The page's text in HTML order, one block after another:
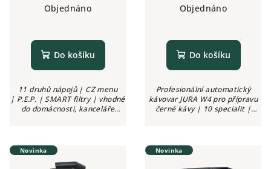
Objednáno
Do košíku
11 druhů nápojů | CZ menu
| P.E.P. | SMART filtry | vhodné
do domácnosti, kanceláře
Objednáno
Do košíku
Profesionální automatický
kávovar JURA W4 pro přípravu
černé kávy | 10 specialit |
vodu 3...
Novinka Novinka